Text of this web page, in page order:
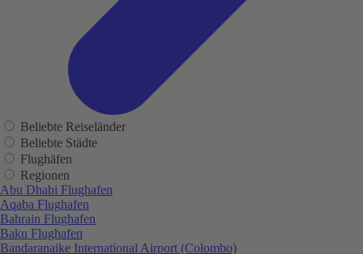
Beliebte Reiseländer
Beliebte Städte
Flughäfen
Regionen
Abu Dhabi Flughafen
Aqaba Flughafen
Bahrain Flughafen
Baku Flughafen
Bandaranaike International Airport (Colombo)